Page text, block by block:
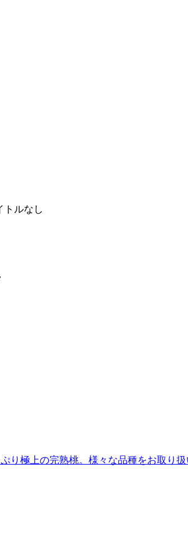
トルなし
り極上の完熟桃。様々な品種をお取り扱